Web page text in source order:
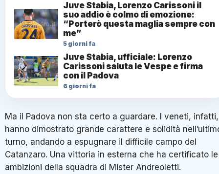
Juve Stabia, Lorenzo Carissoni il
suo addio è colmo di emozione:
“Porterò questa maglia sempre con
me”
5 giorni fa
Juve Stabia, ufficiale: Lorenzo
Carissoni saluta le Vespe e firma
con il Padova
6 giorni fa
Ma il Padova non sta certo a guardare. I veneti, infatti,
hanno dimostrato grande carattere e solidità
turno, andando a espugnare il difficile campo del
Catanzaro. Una vittoria in esterna che ha certificato le
ambizioni della squadra di Mister Andreoletti.